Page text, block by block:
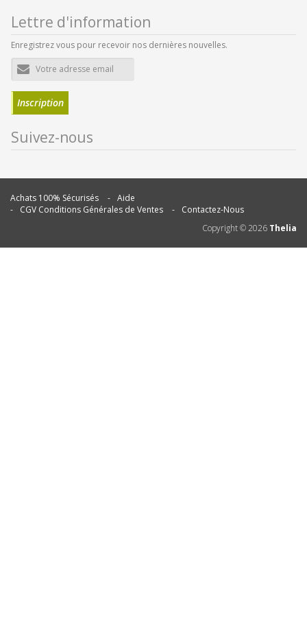
Lettre d'information
Enregistrez vous pour recevoir nos dernières nouvelles.
Adresse
e-
Inscription
Suivez-nous
Achats 100% Sécurisés
Aide
CGV Conditions Générales de Ventes
Contactez-Nous
Copyright ©2026 Thelia